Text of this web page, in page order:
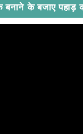
के बजाए पहाड़